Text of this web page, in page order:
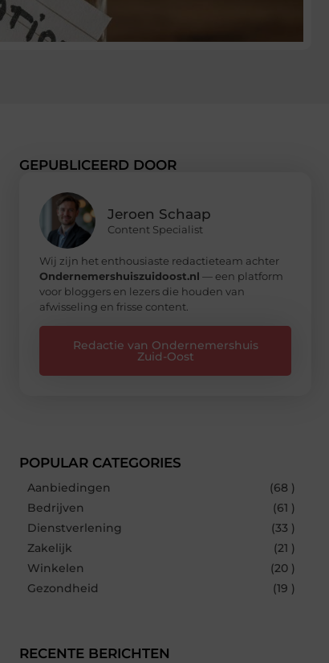
GEPUBLICEERD DOOR
Jeroen Schaap
Content Specialist
Wij zijn het enthousiaste redactieteam achter
Ondernemershuiszuidoost.nl — een platform
voor bloggers en lezers die houden van
afwisseling en frisse content.
Redactie van Ondernemershuis
Zuid-Oost
POPULAR CATEGORIES
Aanbiedingen
(68 )
Bedrijven
(61 )
Dienstverlening
(33 )
Zakelijk
(21 )
Winkelen
(20 )
Gezondheid
(19 )
RECENTE BERICHTEN